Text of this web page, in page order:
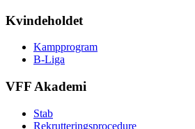
Kvindeholdet
Kampprogram
B-Liga
VFF Akademi
Stab
Rekrutteringsprocedure